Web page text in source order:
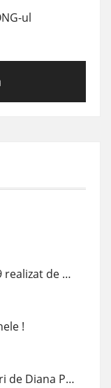
ul
Studiul despre CoVid-19 realizat de un elev de clasa a VII-a din Navodari
!
Constănțenii sunt alături de Diana Popescu